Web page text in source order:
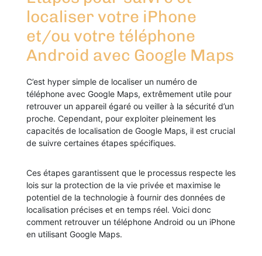
localiser votre iPhone
et/ou votre téléphone
Android avec Google Maps
C’est hyper simple de localiser un numéro de
téléphone avec Google Maps, extrêmement utile pour
retrouver un appareil égaré ou veiller à la sécurité d’un
proche. Cependant, pour exploiter pleinement les
capacités de localisation de Google Maps, il est crucial
de suivre certaines étapes spécifiques.
Ces étapes garantissent que le processus respecte les
lois sur la protection de la vie privée et maximise le
potentiel de la technologie à fournir des données de
localisation précises et en temps réel. Voici donc
comment retrouver un téléphone Android ou un iPhone
en utilisant Google Maps.